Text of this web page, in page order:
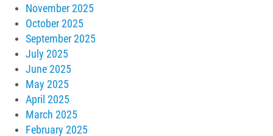
November 2025
October 2025
September 2025
July 2025
June 2025
May 2025
April 2025
March 2025
February 2025